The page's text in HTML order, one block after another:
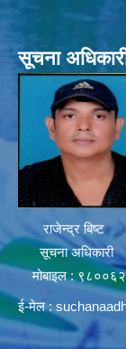
सूचना
राजेन्द्र बिष्ट
सूचना अधिकारी
मोबाइल :
ई-मेल :